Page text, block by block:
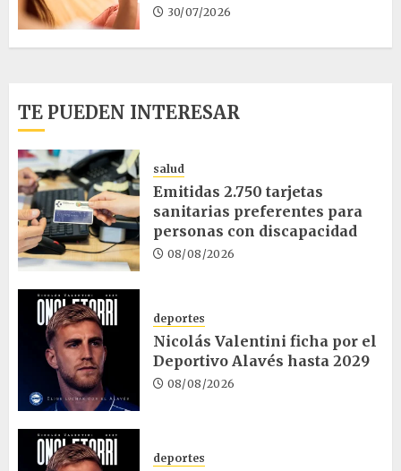
30/07/2026
TE PUEDEN INTERESAR
salud
Emitidas 2.750 tarjetas
sanitarias preferentes para
personas con discapacidad
08/08/2026
deportes
Nicolás Valentini ficha por el
Deportivo Alavés hasta 2029
08/08/2026
deportes